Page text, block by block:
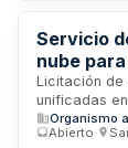
géneros
Servicio
nube
de La
Licitación de
unificadas
Urbanismo
virtual en la
Abierto